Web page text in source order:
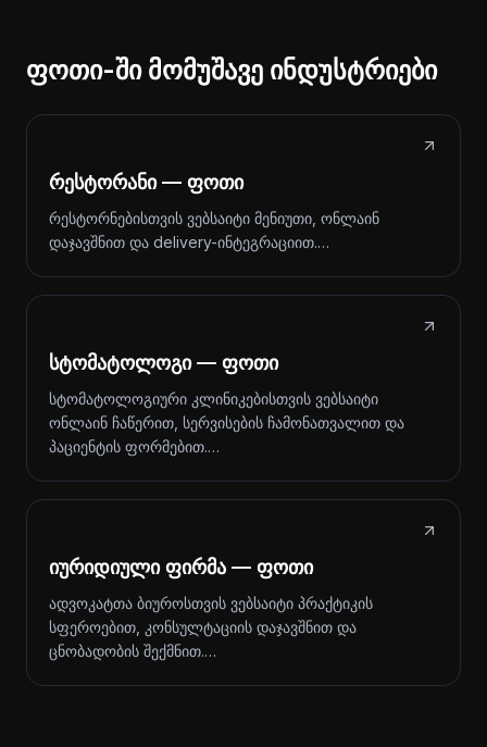
ფოთი-ში მომუშავე ინდუსტრიები
რესტორანი — ფოთი
რესტორნებისთვის ვებსაიტი მენიუთი, ონლაინ
დაჯავშნით და delivery-ინტეგრაციით.…
სტომატოლოგი — ფოთი
სტომატოლოგიური კლინიკებისთვის ვებსაიტი
ონლაინ ჩაწერით, სერვისების ჩამონათვალით და
პაციენტის ფორმებით.…
იურიდიული ფირმა — ფოთი
ადვოკატთა ბიუროსთვის ვებსაიტი პრაქტიკის
სფეროებით, კონსულტაციის დაჯავშნით და
ცნობადობის შექმნით.…